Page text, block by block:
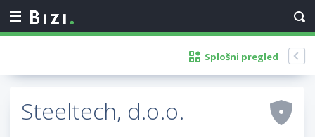
Splošni pregled
Steeltech, d.o.o.